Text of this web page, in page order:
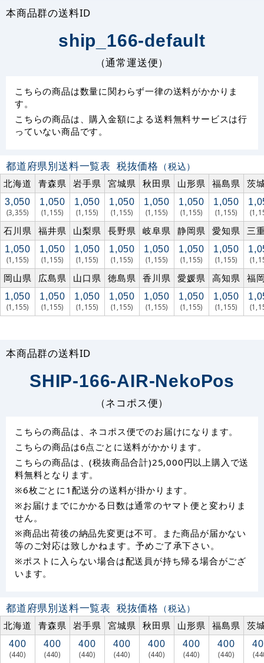
本商品群の送料ID
ship_166-default
（通常運送便）
こちらの商品は数量に関わらず一律の送料がかかりま
す。
こちらの商品は、購入金額による送料無料サービスは行
っていない商品です。
都道府県別送料一覧表 税抜価格 （税込）
北海道
青森県 岩手県 宮城県 秋田県 山形県 福島県 茨
3,050
(3,355)
1,050
(1,155)
1,050
(1,155)
1,050
(1,155)
1,050
(1,155)
1,050
(1,155)
1,050
(1,155)
石川県 福井県 山梨県 長野県 岐阜県 静岡県 愛知県 三
1,050
(1,155)
1,050
(1,155)
1,050
(1,155)
1,050
(1,155)
1,050
(1,155)
1,050
(1,155)
1,050
(1,155)
岡山県 広島県 山口県 徳島県 香川県 愛媛県 高知県 福
1,050
(1,155)
1,050
(1,155)
1,050
(1,155)
1,050
(1,155)
1,050
(1,155)
1,050
(1,155)
1,050
(1,155)
本商品群の送料ID
SHIP-166-AIR-NekoPos
（ネコポス便）
こちらの商品は、ネコポス便でのお届けになります。
こちらの商品は6点ごとに送料がかかります。
こちらの商品は、(税抜商品合計)25,000円以上購入で送
料無料となります。
※6枚ごとに1配送分の送料が掛かります。
※お届けまでにかかる日数は通常のヤマト便と変わりま
せん。
※商品出荷後の納品先変更は不可。また商品が届かない
等のご対応は致しかねます。予めご了承下さい。
※ポストに入らない場合は配送員が持ち帰る場合がござ
います。
都道府県別送料一覧表 税抜価格 （税込）
北海道
青森県 岩手県 宮城県 秋田県 山形県 福島県 茨
400
(440)
400
(440)
400
(440)
400
(440)
400
(440)
400
(440)
400
(440)